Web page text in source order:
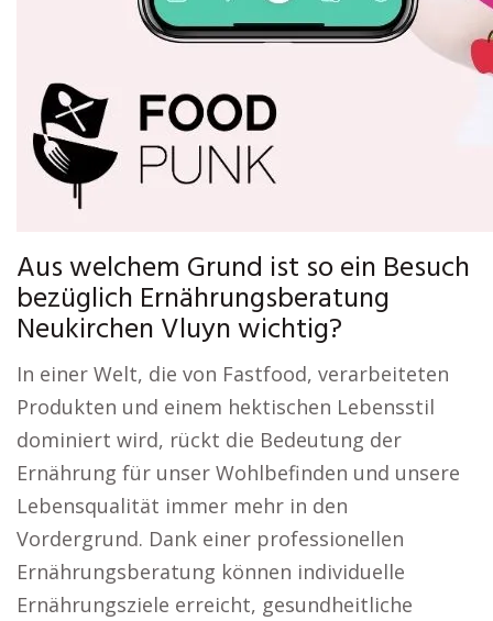
Aus welchem Grund ist so ein Besuch
bezüglich Ernährungsberatung
Neukirchen Vluyn wichtig?
In einer Welt, die von Fastfood, verarbeiteten
Produkten und einem hektischen Lebensstil
dominiert wird, rückt die Bedeutung der
Ernährung für unser Wohlbefinden und unsere
Lebensqualität immer mehr in den
Vordergrund. Dank einer professionellen
Ernährungsberatung können individuelle
Ernährungsziele erreicht, gesundheitliche